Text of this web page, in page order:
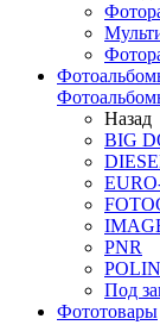
Назад
BIG
PNR
Под
Фототовары